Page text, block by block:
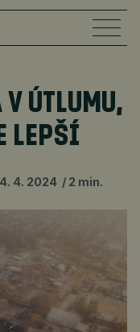
V ÚTLUMU,
LEPŠÍ
4. 4. 2024 2 min.